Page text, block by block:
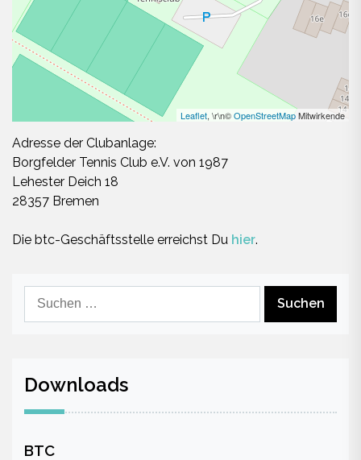
Leaflet, \r\n©OpenStreetMapMitwirkende
Adresse der Clubanlage:
Borgfelder Tennis Club e.V. von 1987
Lehester Deich 18
28357 Bremen
Die btc-Geschäftsstelle erreichst Du hier.
Suchen
Downloads
BTC